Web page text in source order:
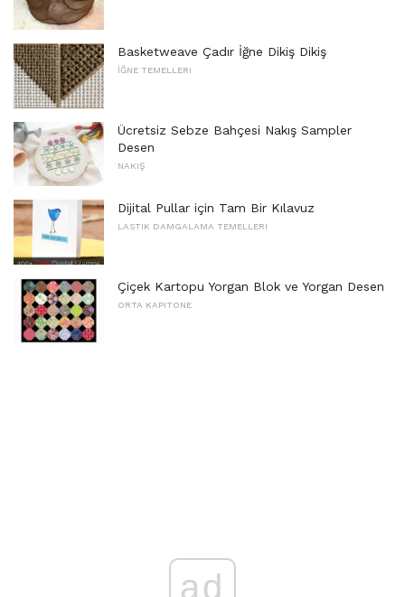
Basketweave Çadır İğne Dikiş Dikiş
İĞNE TEMELLERI
Ücretsiz Sebze Bahçesi Nakış Sampler
Desen
NAKIŞ
Dijital Pullar için Tam Bir Kılavuz
LASTIK DAMGALAMA TEMELLERI
Çiçek Kartopu Yorgan Blok ve Yorgan Desen
ORTA KAPITONE
ad